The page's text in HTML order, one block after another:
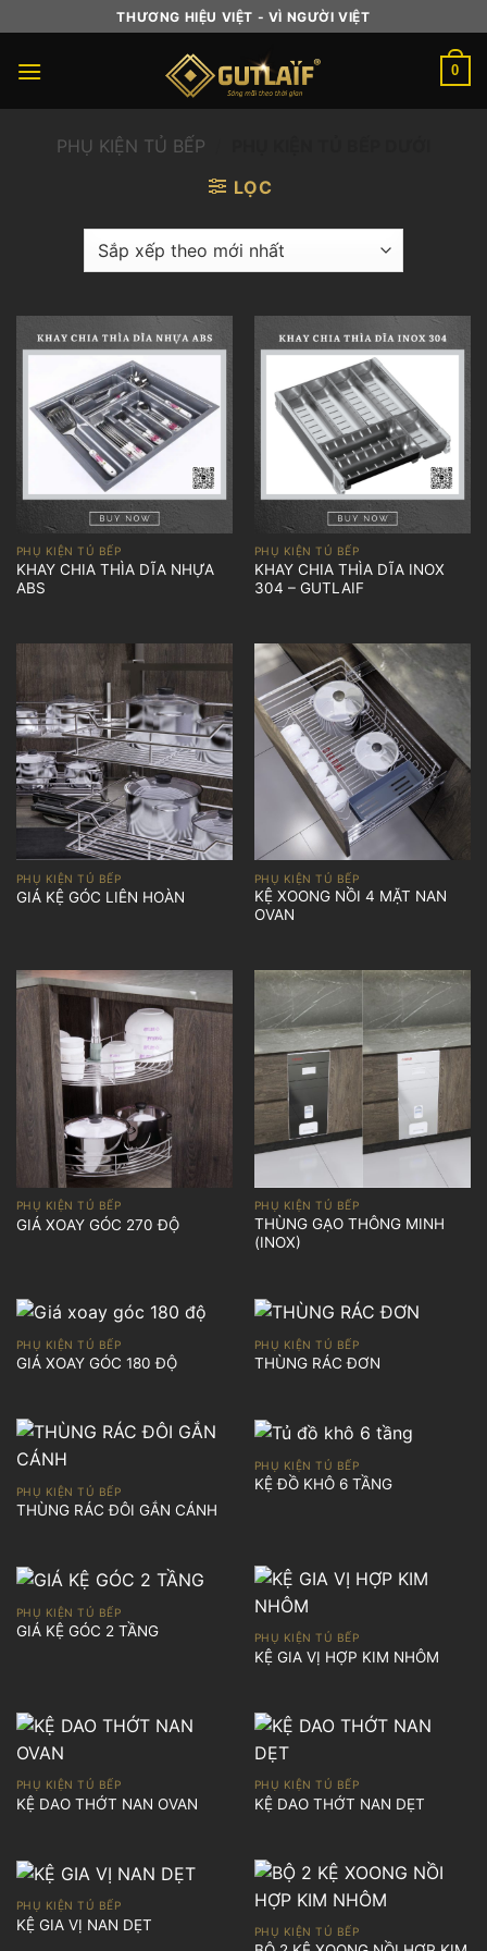
to
content
THƯƠNG HIỆU VIỆT - VÌ NGƯỜI VIỆT
0
PHỤ KIỆN TỦ BẾP
LỌC
PHỤ KIỆN TỦ BẾP
KHAY CHIA THÌA DĨA NHỰA
ABS
PHỤ KIỆN TỦ BẾP
KHAY CHIA THÌA DĨA INOX
304 – GUTLAIF
PHỤ KIỆN TỦ BẾP
GIÁ KỆ GÓC LIÊN HOÀN
PHỤ KIỆN TỦ BẾP
KỆ XOONG NỒI 4 MẶT NAN
OVAN
PHỤ KIỆN TỦ BẾP
GIÁ XOAY GÓC 270 ĐỘ
PHỤ KIỆN TỦ BẾP
THÙNG GẠO THÔNG MINH
(INOX)
PHỤ KIỆN TỦ BẾP
GIÁ XOAY GÓC 180 ĐỘ
PHỤ KIỆN TỦ BẾP
THÙNG RÁC ĐƠN
PHỤ KIỆN TỦ BẾP
THÙNG RÁC ĐÔI GẮN CÁNH
PHỤ KIỆN TỦ BẾP
KỆ ĐỒ KHÔ 6 TẦNG
PHỤ KIỆN TỦ BẾP
GIÁ KỆ GÓC 2 TẦNG PHỤ KIỆN TỦ BẾP
KỆ GIA VỊ HỢP KIM NHÔM
PHỤ KIỆN TỦ BẾP
KỆ DAO THỚT NAN OVAN
PHỤ KIỆN TỦ BẾP
KỆ DAO THỚT NAN DẸT
PHỤ KIỆN TỦ BẾP
KỆ GIA VỊ NAN DẸT PHỤ KIỆN TỦ BẾP